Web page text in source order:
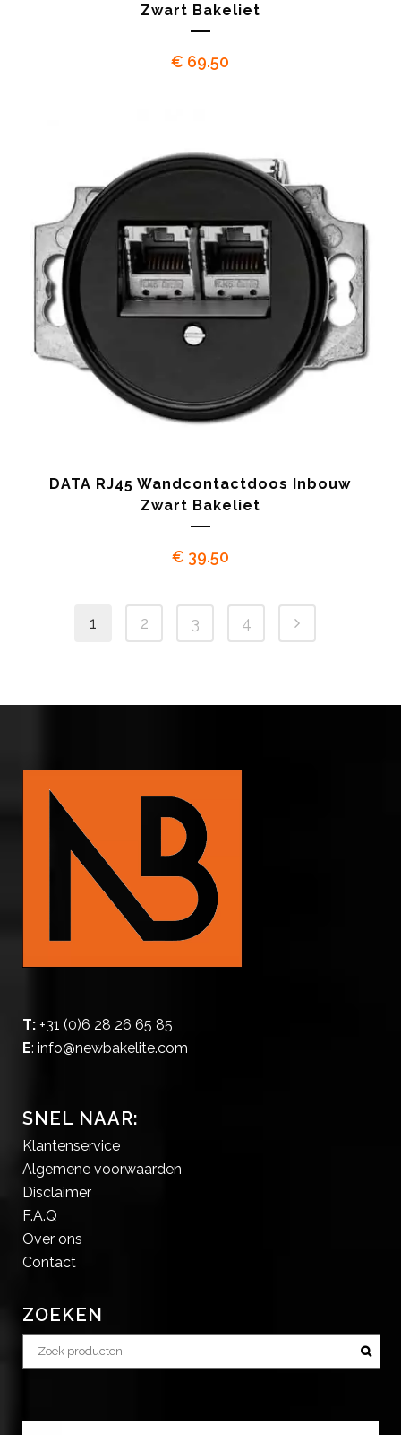
Zwart Bakeliet
€ 69.50
DATA RJ45 Wandcontactdoos Inbouw
Zwart Bakeliet
€ 39.50
1 2 3 4
T: +31 (0)6 28 26 65 85
E: info@newbakelite.com
SNEL NAAR:
Klantenservice
Algemene voorwaarden
Disclaimer
F.A.Q
Over ons
Contact
ZOEKEN